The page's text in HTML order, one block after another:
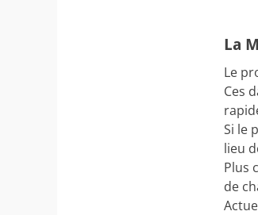
La
Le
Ces
Si le
lieu
Plus
de